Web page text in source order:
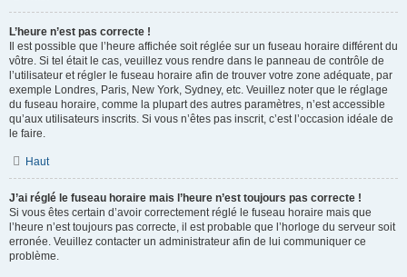
L’heure n’est pas correcte !
Il est possible que l’heure affichée soit réglée sur un fuseau horaire différent du
vôtre. Si tel était le cas, veuillez vous rendre dans le panneau de contrôle de
l’utilisateur et régler le fuseau horaire afin de trouver votre zone adéquate, par
exemple Londres, Paris, New York, Sydney, etc. Veuillez noter que le réglage
du fuseau horaire, comme la plupart des autres paramètres, n’est accessible
qu’aux utilisateurs inscrits. Si vous n’êtes pas inscrit, c’est l’occasion idéale de
le faire.
Haut
J’ai réglé le fuseau horaire mais l’heure n’est toujours pas correcte !
Si vous êtes certain d’avoir correctement réglé le fuseau horaire mais que
l’heure n’est toujours pas correcte, il est probable que l’horloge du serveur soit
erronée. Veuillez contacter un administrateur afin de lui communiquer ce
problème.